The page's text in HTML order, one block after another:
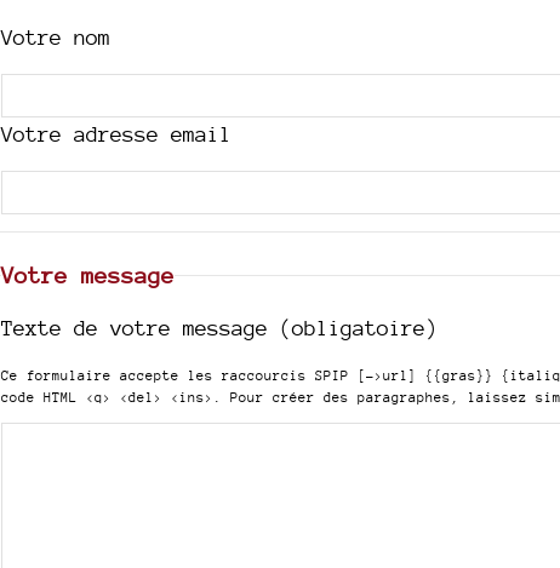
Votre nom
Votre adresse email
Votre message
Texte de votre message (obligatoire)
Ce formulaire accepte les raccourcis SPIP [->url] {{gras}}
code HTML <q> <del> <ins> . Pour créer des paragraphes, laissez